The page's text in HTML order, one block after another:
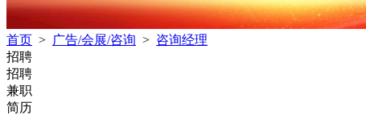
首页 > 广告/会展/咨询 > 咨询经理
招聘
招聘
兼职
简历